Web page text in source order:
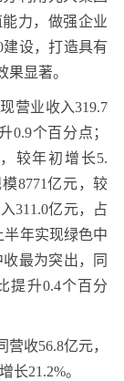
力，做强企业
设，打造具有
显著。
营业收入319.7
0.9个百分点；
较年初增长5.
8771亿元，较
311.0亿元，占
半年实现绿色中
最为突出，同
提升0.4个百分
收56.8亿元，
长21.2%。